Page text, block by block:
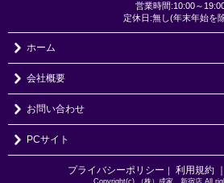
営業時間:10:00～
定休日:無し(年末年始を
ホーム
会社概要
お問い合わせ
PCサイト
プライバシーポリシー 利用規約